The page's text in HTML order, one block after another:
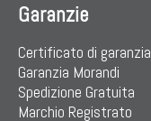
Garanzie
Certificato di garanzia
Garanzia Morandi
Spedizione Gratuita
Marchio Registrato